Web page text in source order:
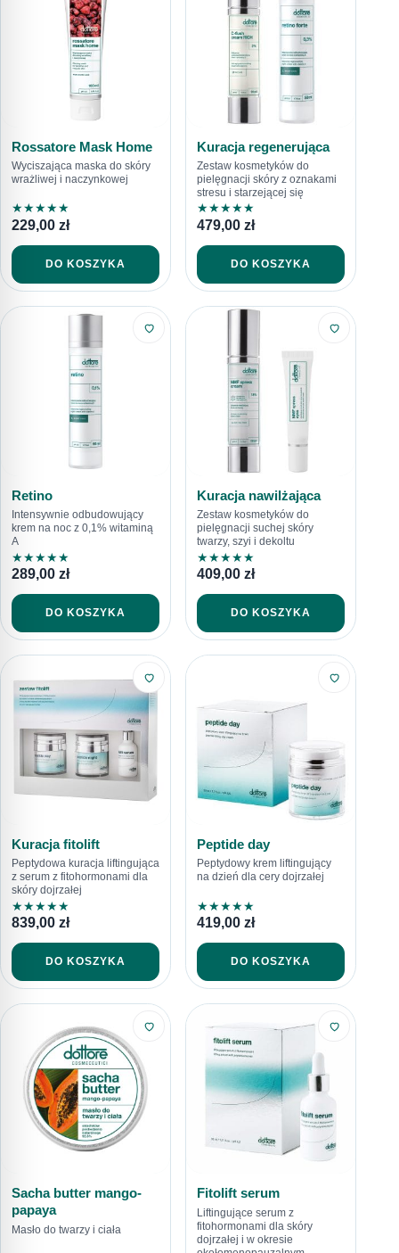
Rossatore Mask Home
Wyciszająca maska do skóry
wrażliwej i naczynkowej
★★★★★
229,00 zł
DO KOSZYKA
Kuracja regenerująca
Zestaw kosmetyków do
pielęgnacji skóry z oznakami
stresu i starzejącej się
★★★★★
479,00 zł
DO KOSZYKA
Retino
Intensywnie odbudowujący
krem na noc z 0,1% witaminą
A
★★★★★
289,00 zł
DO KOSZYKA
Kuracja nawilżająca
Zestaw kosmetyków do
pielęgnacji suchej skóry
twarzy, szyi i dekoltu
★★★★★
409,00 zł
DO KOSZYKA
Kuracja fitolift
Peptydowa kuracja liftingująca
z serum z fitohormonami dla
skóry dojrzałej
★★★★★
839,00 zł
DO KOSZYKA
Peptide day
Peptydowy krem liftingujący
na dzień dla cery dojrzałej
★★★★★
419,00 zł
DO KOSZYKA
Sacha butter mango-
papaya
Masło do twarzy i ciała
Fitolift serum
Liftingujące serum z
fitohormonami dla skóry
dojrzałej i w okresie